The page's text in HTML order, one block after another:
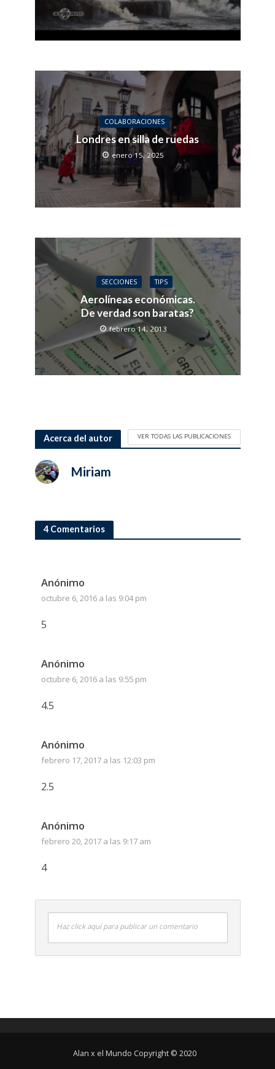
COLABORACIONES
Londres en silla de ruedas
enero 15, 2025
SECCIONES TIPS
Aerolíneas económicas.
De verdad son baratas?
febrero 14, 2013
Acerca del autor VER TODAS LAS PUBLICACIONES
Miriam
4 Comentarios
Anónimo
octubre 6, 2016 a las 9:04 pm
5
Anónimo
octubre 6, 2016 a las 9:55 pm
4.5
Anónimo
febrero 17, 2017 a las 12:03 pm
2.5
Anónimo
febrero 20, 2017 a las 9:17 am
4
Haz click aquí para publicar un comentario
Alan x el Mundo Copyright © 2020